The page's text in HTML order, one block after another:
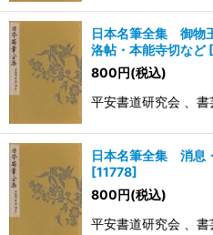
日本名筆全集 御物
洛帖・本能寺切など [
800円(税込)
平安書道研究会 、
日本名筆全集 消息
[11778]
800円(税込)
平安書道研究会 、